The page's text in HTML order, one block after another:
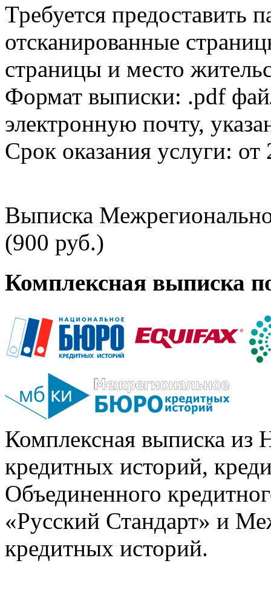
Требуется предоставить
отсканированные
страницы и место
Формат выписки: .pdf
электронную почту,
Срок оказания услуги: от
Выписка
(900 руб.)
Комплексная выписка
Комплексная выписка из
кредитных историй,
Объединенного
«Русский Стандарт» и
кредитных историй.